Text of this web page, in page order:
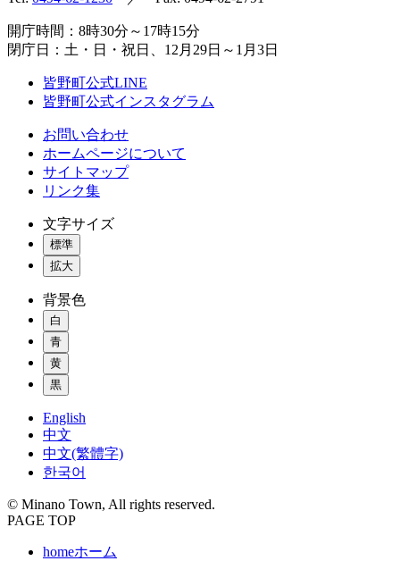
開庁時間：8時30分～17時15分
閉庁日：土・日・祝日、12月29日～1月3日
皆野町公式LINE
皆野町公式インスタグラム
お問い合わせ
ホームページについて
サイトマップ
リンク集
文字サイズ
標準
拡大
背景色
白
青
黄
黒
English
中文
中文(繁體字)
한국어
© Minano Town, All rights reserved.
PAGE TOP
homeホーム